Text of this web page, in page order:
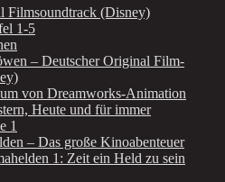
Filmsoundtrack (Disney)
1-5
– Deutscher Original Film-
von Dreamworks-Animation
Heute und für immer
1
– Das große Kinoabenteuer
1: Zeit ein Held zu sein